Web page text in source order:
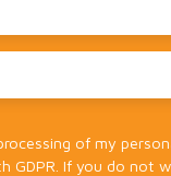
of my
GDPR. If you do not